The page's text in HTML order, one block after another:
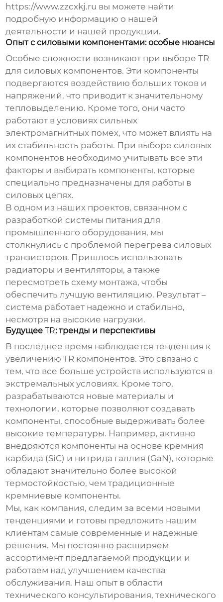
https://www.zzcxkj.ru вы можете найти
подробную информацию о нашей
деятельности и нашей продукции.
Опыт с силовыми компонентами: особые нюансы
Особые сложности возникают при выбореTR
для силовых компонентов. Эти компоненты
подвергаются воздействию больших токов и
напряжений, что приводит к значительному
тепловыделению. Кроме того, они часто
работают в условиях сильных
электромагнитных помех, что может влиять на
их стабильность работы. При выборе силовых
компонентов необходимо учитывать все эти
факторы и выбирать компоненты, которые
специально предназначены для работы в
силовых цепях.
В одном из наших проектов, связанном с
разработкой системы питания для
промышленного оборудования, мы
столкнулись с проблемой перегрева силовых
транзисторов. Пришлось использовать
радиаторы и вентиляторы, а также
пересмотреть схему монтажа, чтобы
обеспечить лучшую вентиляцию. Результат –
система работает надежно и стабильно,
несмотря на высокие нагрузки.
БудущееTR: тренды и перспективы
В последнее время наблюдается тенденция к
увеличениюTR компонентов. Это связано с
тем, что все больше устройств используются в
экстремальных условиях. Кроме того,
разрабатываются новые материалы и
технологии, которые позволяют создавать
компоненты, способные выдерживать более
высокие температуры. Например, активно
внедряются компоненты на основе кремния
карбида (SiC) и нитрида галлия (GaN), которые
обладают значительно более высокой
термостойкостью, чем традиционные
кремниевые компоненты.
Мы, как компания, следим за всеми новыми
тенденциями и готовы предложить нашим
клиентам самые современные и надежные
решения. Мы постоянно расширяем
ассортимент предлагаемой продукции и
работаем над улучшением качества
обслуживания. Наш опыт в области
технического консультирования, технического